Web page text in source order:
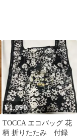
¥1,090
TOCCA エコバッグ 花
柄 折りたたみ 付録